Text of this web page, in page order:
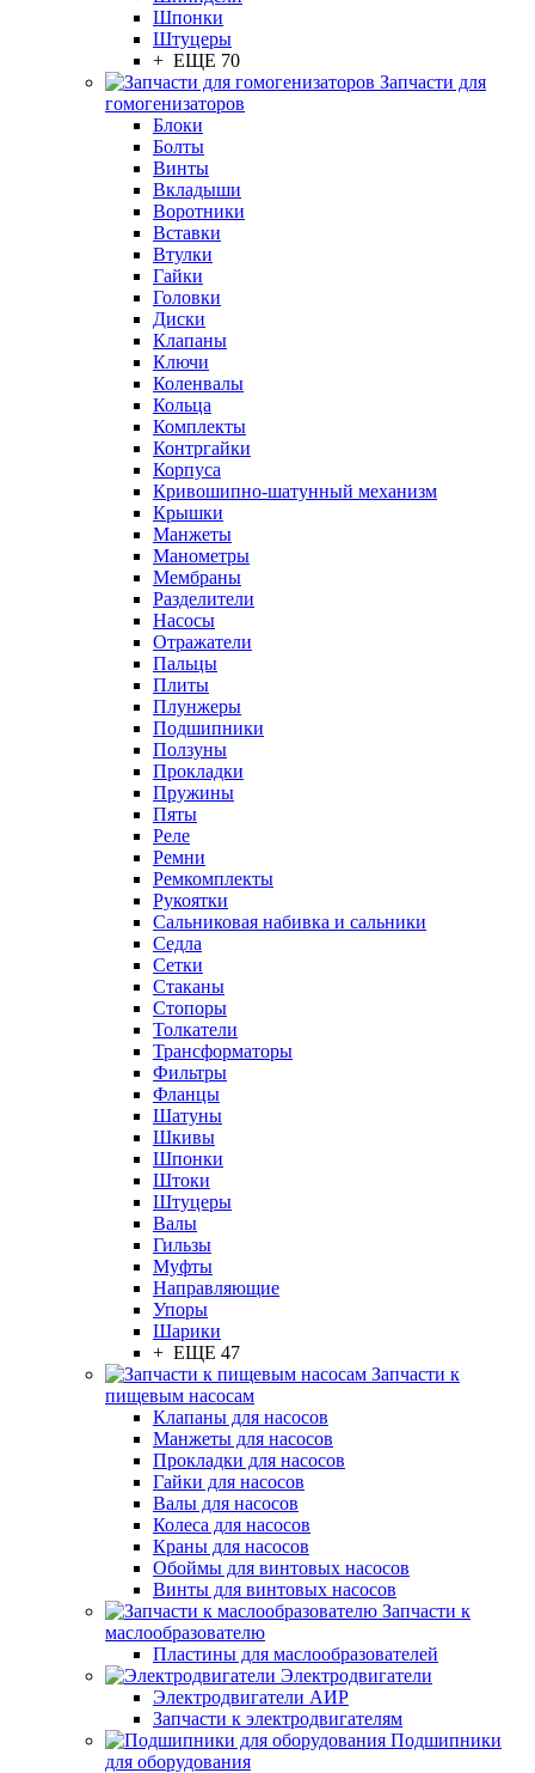
Шпонки
Штуцеры
+ ЕЩЕ 70
Запчасти для
гомогенизаторов
Блоки
Болты
Винты
Вкладыши
Воротники
Вставки
Втулки
Гайки
Головки
Диски
Клапаны
Ключи
Коленвалы
Кольца
Комплекты
Контргайки
Корпуса
Кривошипно-шатунный механизм
Крышки
Манжеты
Манометры
Мембраны
Разделители
Насосы
Отражатели
Пальцы
Плиты
Плунжеры
Подшипники
Ползуны
Прокладки
Пружины
Пяты
Реле
Ремни
Ремкомплекты
Рукоятки
Сальниковая набивка и сальники
Седла
Сетки
Стаканы
Стопоры
Толкатели
Трансформаторы
Фильтры
Фланцы
Шатуны
Шкивы
Шпонки
Штоки
Штуцеры
Валы
Гильзы
Муфты
Направляющие
Упоры
Шарики
+ ЕЩЕ 47
Запчасти к
пищевым насосам
Клапаны для насосов
Манжеты для насосов
Прокладки для насосов
Гайки для насосов
Валы для насосов
Колеса для насосов
Краны для насосов
Обоймы для винтовых насосов
Винты для винтовых насосов
Запчасти к
маслообразователю
Пластины для маслообразователей
Электродвигатели
Электродвигатели АИР
Запчасти к электродвигателям
Подшипники
для оборудования